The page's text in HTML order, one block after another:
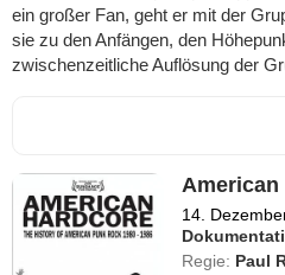
ein großer Fan, geht er mit der
sie zu den Anfängen, den
zwischenzeitliche Auflösung der
14.
Regie: Paul